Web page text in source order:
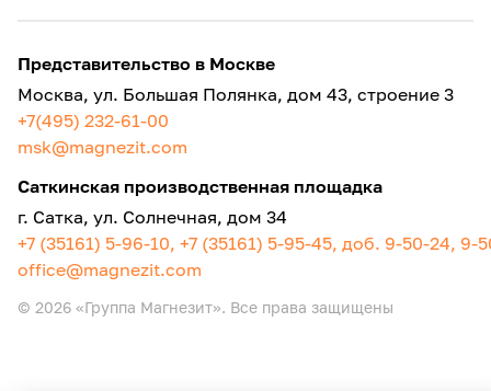
праздники
фотография
история
Представительство в Москве
Москва, ул. Большая Полянка, дом 43, строение 3
+7(495) 232-61-00
msk@magnezit.com
Саткинская производственная площадка
г. Сатка, ул. Солнечная, дом 34
+7 (35161) 5-96-10, +7 (35161) 5-95-45, доб. 9-50-24, 9-
office@magnezit.com
© 2026 «Группа Магнезит». Все права защищены